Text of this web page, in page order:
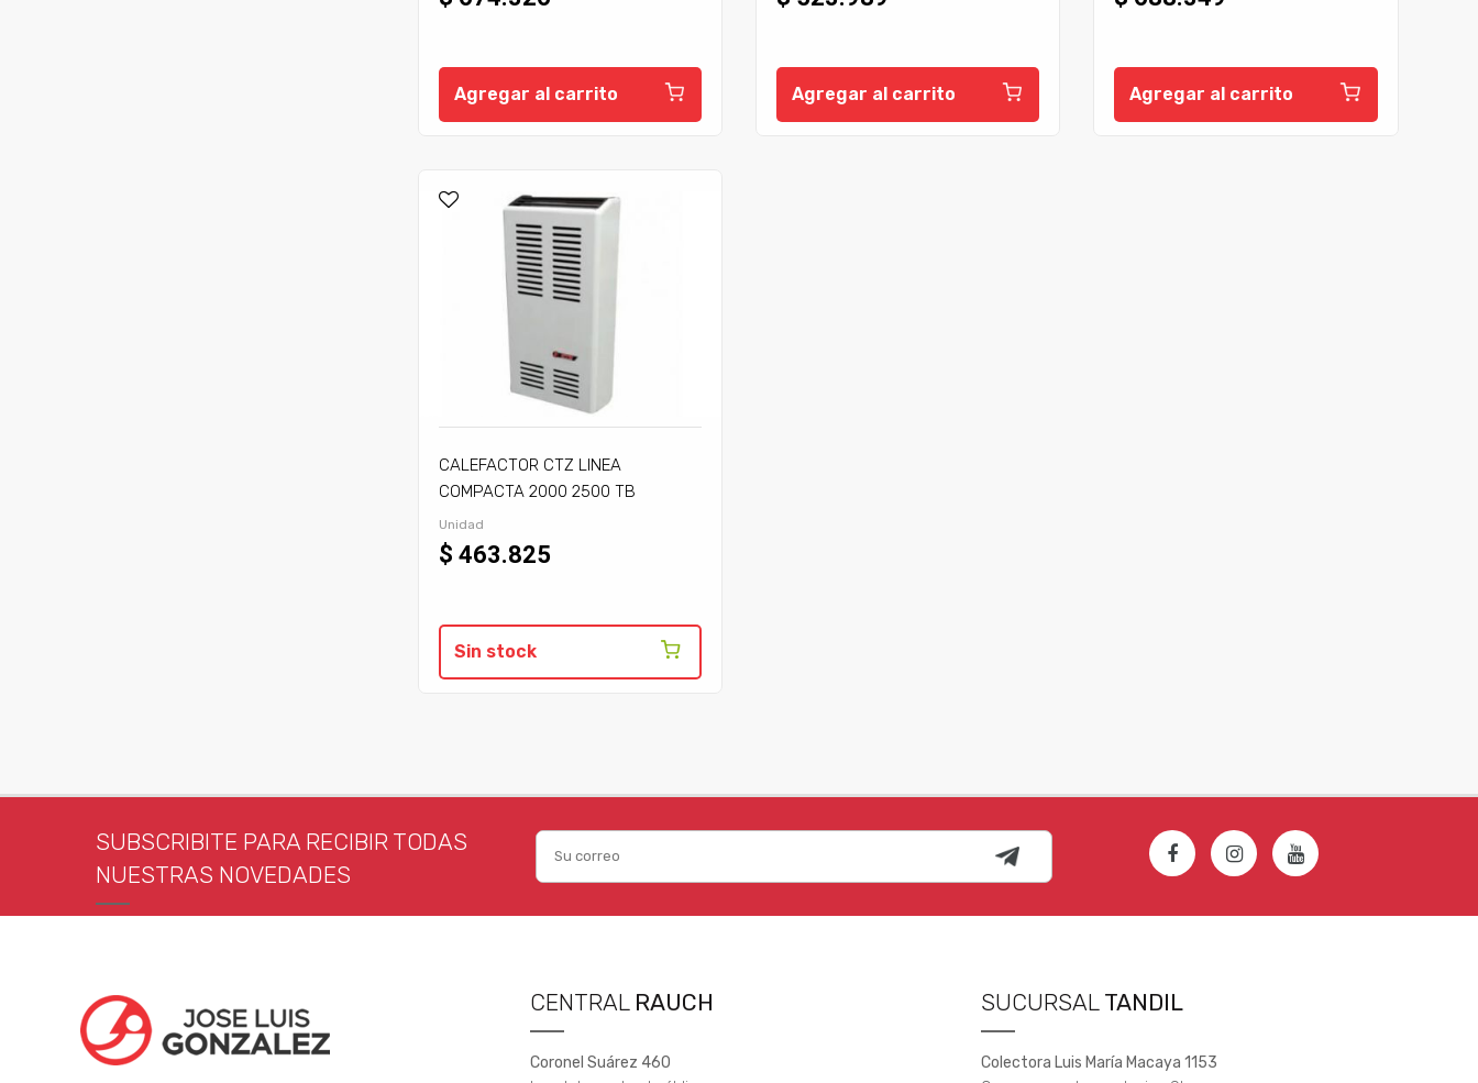
Agregar al carrito Agregar al carrito Agregar al carrito
CALEFACTOR CTZ LINEA
COMPACTA 2000 2500 TB
C/TIRAJE
Unidad
$ 463.825
Sin stock
SUBSCRIBITE PARA RECIBIR TODAS
NUESTRAS NOVEDADES
CENTRAL RAUCH
Coronel Suárez 460
SUCURSAL TANDIL
Colectora Luis María Macaya 1153